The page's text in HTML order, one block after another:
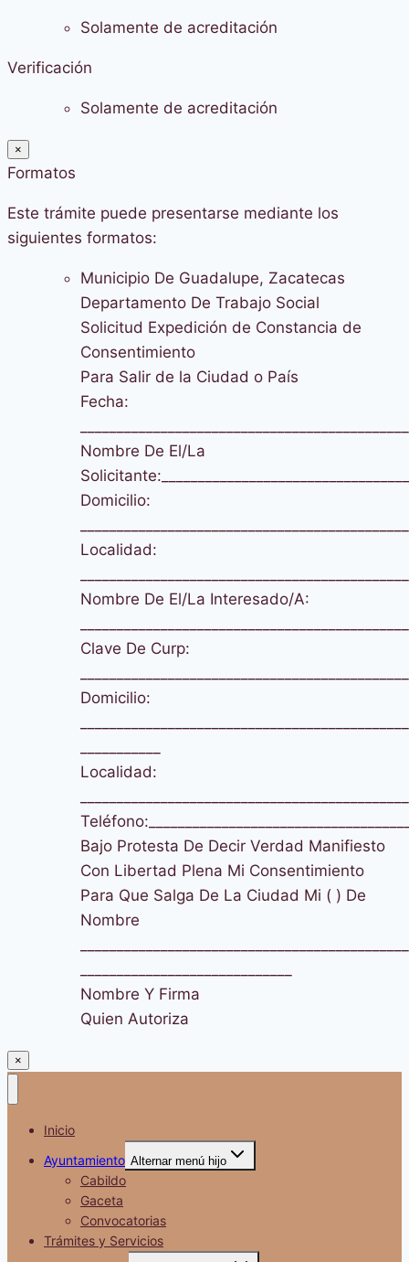
Solamente de acreditación
Verificación
Solamente de acreditación
×
Formatos
Este trámite puede presentarse mediante los
siguientes formatos:
Municipio De Guadalupe, Zacatecas
Departamento De Trabajo Social
Solicitud Expedición de Constancia de
Consentimiento
Para Salir de la Ciudad o País
Fecha:
Nombre De El/La
Domicilio:
Localidad:
Nombre De El/La Interesado/A:
Clave De Curp:
Domicilio:
Localidad:
Bajo Protesta De Decir Verdad Manifiesto
Con Libertad Plena Mi Consentimiento
Para Que Salga De La Ciudad Mi ( ) De
Nombre
Nombre Y Firma
Quien Autoriza
×
Inicio
Ayuntamiento Alternar menú hijo
Cabildo
Gaceta
Convocatorias
Trámites y Servicios